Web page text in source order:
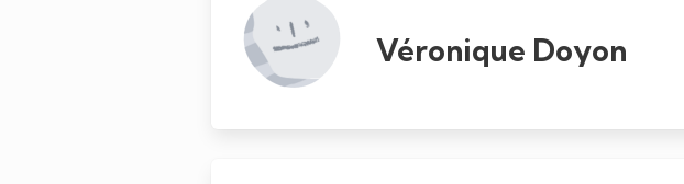
Véronique Doyon